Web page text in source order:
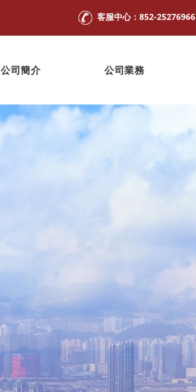
客服中心：852-25276966
公司簡介 公司業務